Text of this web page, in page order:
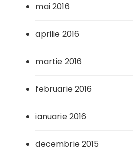
mai 2016
aprilie 2016
martie 2016
februarie 2016
ianuarie 2016
decembrie 2015